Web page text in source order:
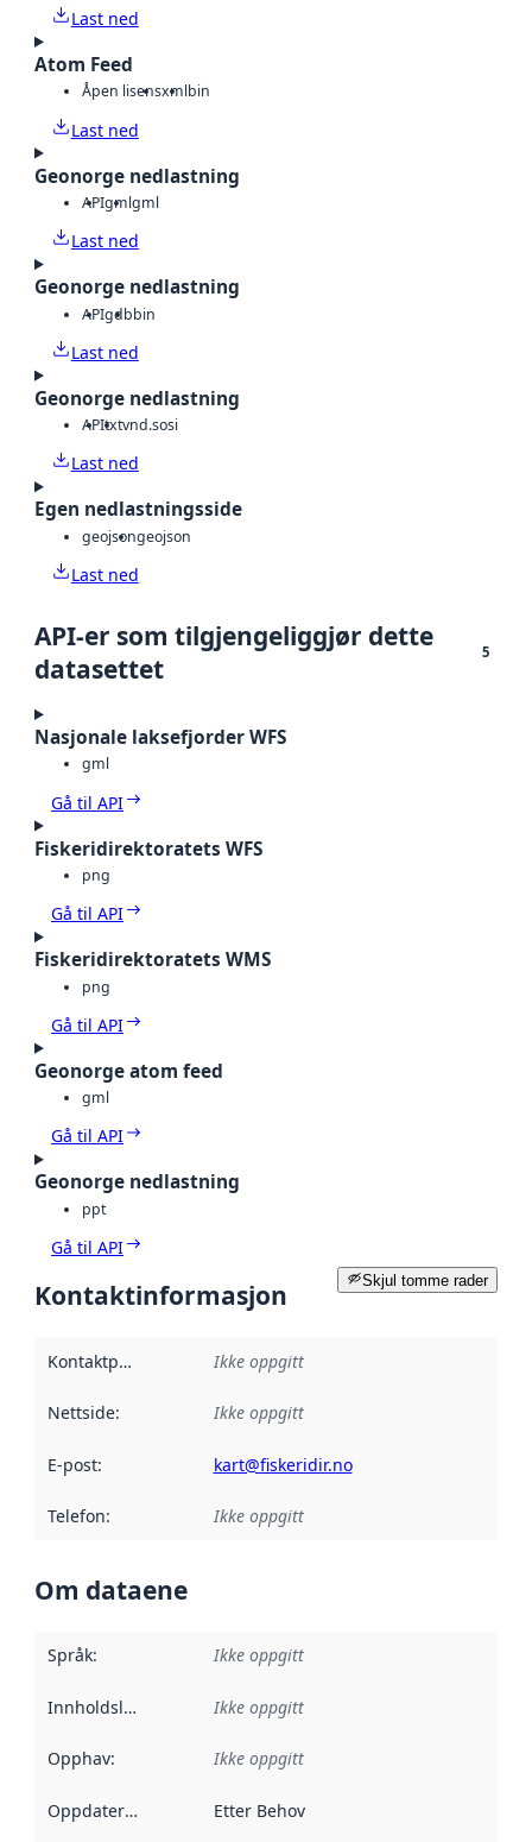
Last ned
Atom Feed
Åpen lisensxmlbin
Last ned
Geonorge nedlastning
APIgmlgml
Last ned
Geonorge nedlastning
APIgdbbin
Last ned
Geonorge nedlastning
APItxtvnd.sosi
Last ned
Egen nedlastningsside
geojsongeojson
Last ned
API-er som tilgjengeliggjør dette
datasettet
5
Nasjonale laksefjorder WFS
gml
Gå til API
Fiskeridirektoratets WFS
png
Gå til API
Fiskeridirektoratets WMS
png
Gå til API
Geonorge atom feed
gml
Gå til API
Geonorge nedlastning
ppt
Gå til API
Skjul tomme rader
Kontaktinformasjon
Kontaktpunkt Ikke oppgitt
Nettside: Ikke oppgitt
E-post: kart@fiskeridir.no
Telefon: Ikke oppgitt
Om dataene
Språk: Ikke oppgitt
Innholdsleverandører :
Ikke oppgitt
Opphav: Ikke oppgitt
Oppdateringsfrekvens :
Etter Behov